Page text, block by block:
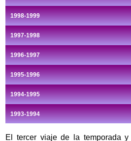
1998-1999
1997-1998
1996-1997
1995-1996
1994-1995
1993-1994
1992-1993
El tercer viaje de la temporada